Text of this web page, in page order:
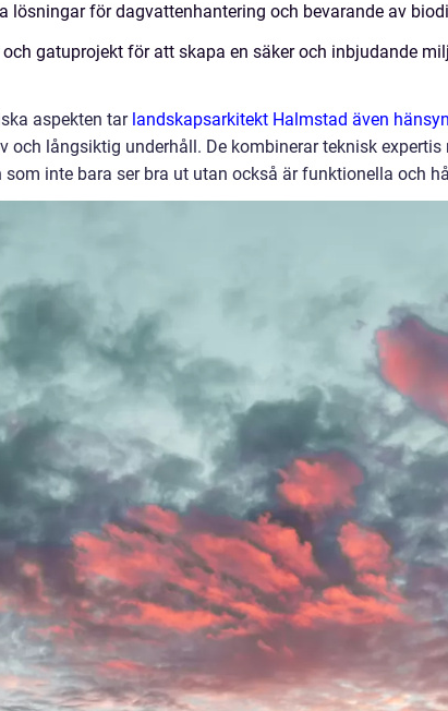
lösningar för dagvattenhantering och bevarande av
och gatuprojekt för att skapa en säker och inbjudande
aspekten tar landskapsarkitekt Halmstad även
och långsiktig underhåll. De kombinerar teknisk
som inte bara ser bra ut utan också är funktionella och